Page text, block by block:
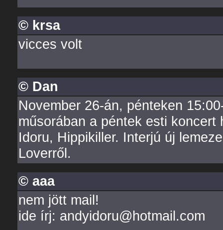
© krsa
vicces volt
© Dan
November 26-án, pénteken
műsorában a péntek esti
Idoru, Hippikiller. Interjú új
Loverről.
© aaa
nem jött mail!
ide írj: andyidoru@hotmail.com